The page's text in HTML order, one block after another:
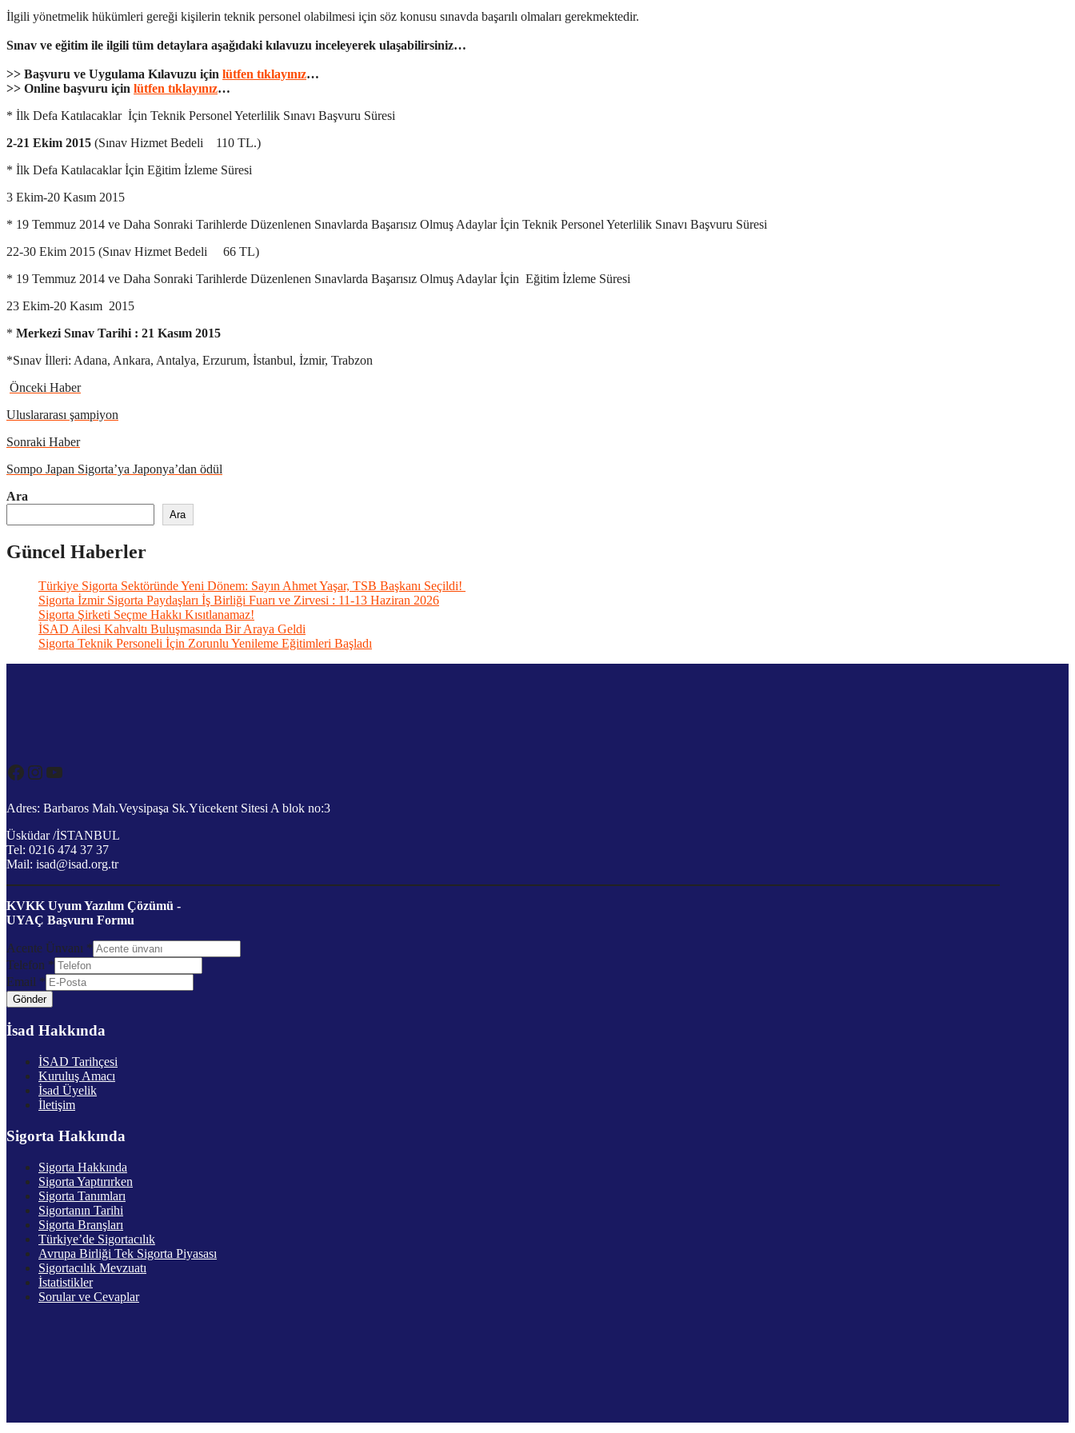
İlgili yönetmelik hükümleri gereği kişilerin teknik personel olabilmesi için söz konusu sınavda başarılı olmaları gerekmektedir.
Sınav ve eğitim ile ilgili tüm detaylara aşağıdaki kılavuzu inceleyerek ulaşabilirsiniz…
>> Başvuru ve Uygulama Kılavuzu için lütfen tıklayınız…
>> Online başvuru için lütfen tıklayınız…
* İlk Defa Katılacaklar İçin Teknik Personel Yeterlilik Sınavı Başvuru Süresi
2-21 Ekim 2015 (Sınav Hizmet Bedeli 110 TL.)
* İlk Defa Katılacaklar İçin Eğitim İzleme Süresi
3 Ekim-20 Kasım 2015
* 19 Temmuz 2014 ve Daha Sonraki Tarihlerde Düzenlenen Sınavlarda Başarısız Olmuş Adaylar İçin Teknik Personel Yeterlilik Sınavı Başvuru Süresi
22-30 Ekim 2015 (Sınav Hizmet Bedeli 66 TL)
* 19 Temmuz 2014 ve Daha Sonraki Tarihlerde Düzenlenen Sınavlarda Başarısız Olmuş Adaylar İçin Eğitim İzleme Süresi
23 Ekim-20 Kasım 2015
* Merkezi Sınav Tarihi : 21 Kasım 2015
*Sınav İlleri: Adana, Ankara, Antalya, Erzurum, İstanbul, İzmir, Trabzon
Önceki Haber
Uluslararası şampiyon
Sonraki Haber
Sompo Japan Sigorta’ya Japonya’dan ödül
Ara
Ara
Güncel Haberler
Türkiye Sigorta Sektöründe Yeni Dönem: Sayın Ahmet Yaşar, TSB Başkanı Seçildi!
Sigorta İzmir Sigorta Paydaşları İş Birliği Fuarı ve Zirvesi : 11-13 Haziran 2026
Sigorta Şirketi Seçme Hakkı Kısıtlanamaz!
İSAD Ailesi Kahvaltı Buluşmasında Bir Araya Geldi
Sigorta Teknik Personeli İçin Zorunlu Yenileme Eğitimleri Başladı
Facebook
Instagram
YouTube
Adres: Barbaros Mah.Veysipaşa Sk.Yücekent Sitesi A blok no:3
Üsküdar /İSTANBUL
Tel: 0216 474 37 37
Mail: isad@isad.org.tr
KVKK Uyum Yazılım Çözümü -
UYAÇ Başvuru Formu
Acente Ünvanı *
Telefon *
Email *
Gönder
İsad Hakkında
İSAD Tarihçesi
Kuruluş Amacı
İsad Üyelik
İletişim
Sigorta Hakkında
Sigorta Hakkında
Sigorta Yaptırırken
Sigorta Tanımları
Sigortanın Tarihi
Sigorta Branşları
Türkiye’de Sigortacılık
Avrupa Birliği Tek Sigorta Piyasası
Sigortacılık Mevzuatı
İstatistikler
Sorular ve Cevaplar